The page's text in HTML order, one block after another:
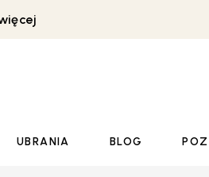
UBRANIA BLOG